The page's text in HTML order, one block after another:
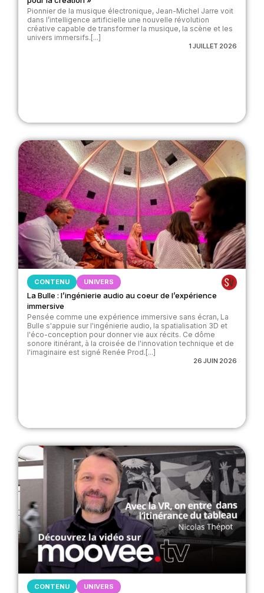
Pionnier de la musique électronique, Jean-Michel Jarre voit
dans l’intelligence artificielle une nouvelle révolution
créative capable de transformer la musique, la scène et les
univers immersifs.[...]
1 JUILLET 2026
CONTENU UNIVERS
La Bulle : l’ingénierie audio au coeur de l’expérience
immersive
Pensée comme une expérience immersive sans écran, La
Bulle s'appuie sur l'ingénierie audio, la spatialisation 3D et
l'éco-conception pour donner vie aux récits. Ce dôme
sonore itinérant, à la croisée de l'innovation technique et de
l'imaginaire est signé Renée Prod.[...]
26 JUIN 2026
CONTENU UNIVERS